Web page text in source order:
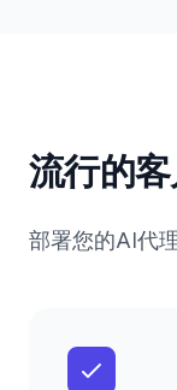
流行的
部署您的AI代